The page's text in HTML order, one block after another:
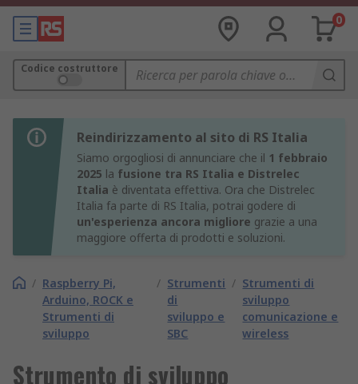
0
Codice costruttore
Reindirizzamento al sito di RS Italia
Siamo orgogliosi di annunciare che il 1 febbraio
2025 la fusione tra RS Italia e Distrelec
Italia è diventata effettiva. Ora che Distrelec
Italia fa parte di RS Italia, potrai godere di
un'esperienza ancora migliore grazie a una
maggiore offerta di prodotti e soluzioni.
/ Raspberry Pi,
Arduino, ROCK e
Strumenti di
sviluppo
/ Strumenti
di
sviluppo e
SBC
/ Strumenti di
sviluppo
comunicazione e
wireless
Strumento di sviluppo